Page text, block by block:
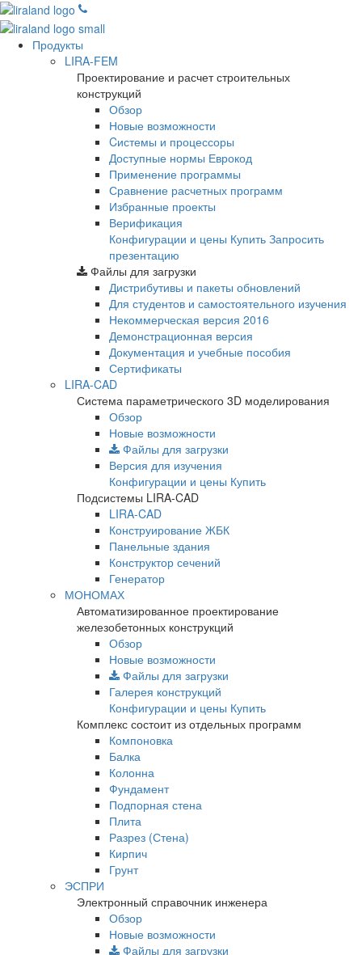
Продукты
LIRA-FEM
Проектирование и расчет строительных
конструкций
Обзор
Новые возможности
Cистемы и процессоры
Доступные нормы Еврокод
Применение программы
Сравнение расчетных программ
Избранные проекты
Верификация
Конфигурации и цены Купить Запросить
презентацию
Файлы для загрузки
Дистрибутивы и пакеты обновлений
Для студентов и самостоятельного изучения
Некоммерческая версия 2016
Демонстрационная версия
Документация и учебные пособия
Сертификаты
LIRA-CAD
Система параметрического 3D моделирования
Обзор
Новые возможности
Файлы для загрузки
Версия для изучения
Конфигурации и цены Купить
Подсистемы LIRA-CAD
LIRA-CAD
Конструирование ЖБК
Панельные здания
Конструктор сечений
Генератор
МОНОМАХ
Автоматизированное проектирование
железобетонных конструкций
Обзор
Новые возможности
Файлы для загрузки
Галерея конструкций
Конфигурации и цены Купить
Комплекс состоит из отдельных программ
Компоновка
Балка
Колонна
Фундамент
Подпорная стена
Плита
Разрез (Стена)
Кирпич
Грунт
ЭСПРИ
Электронный справочник инженера
Обзор
Новые возможности
Файлы для загрузки